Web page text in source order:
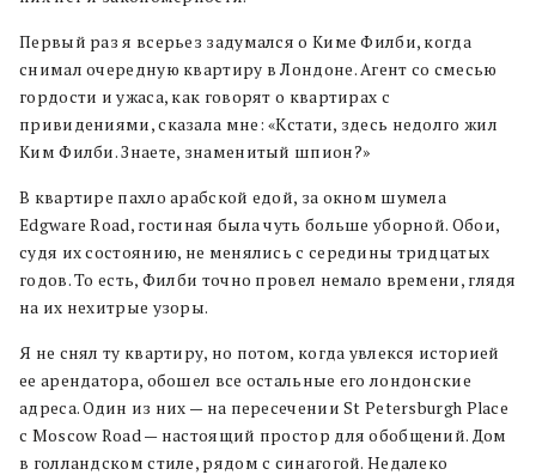
Первый раз я всерьез задумался о Киме Филби, когда
снимал очередную квартиру в Лондоне. Агент со смесью
гордости и ужаса, как говорят о квартирах с
привидениями, сказала мне: «Кстати, здесь недолго жил
Ким Филби. Знаете, знаменитый шпион?»
В квартире пахло арабской едой, за окном шумела
Edgware Road, гостиная была чуть больше уборной. Обои,
судя их состоянию, не менялись с середины тридцатых
годов. То есть, Филби точно провел немало времени, глядя
на их нехитрые узоры.
Я не снял ту квартиру, но потом, когда увлекся историей
ее арендатора, обошел все остальные его лондонские
адреса. Один из них — на пересечении St Petersburgh Place
с Moscow Road — настоящий простор для обобщений. Дом
в голландском стиле, рядом с синагогой. Недалеко